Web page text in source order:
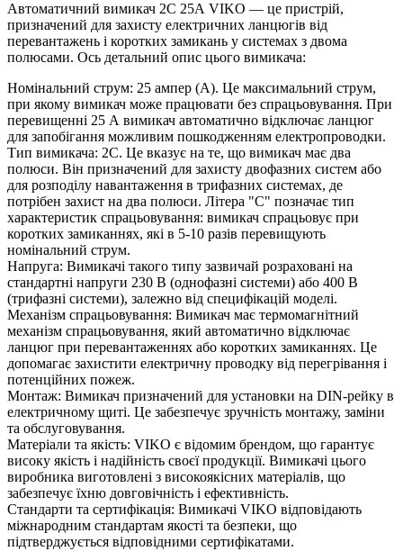
Автоматичний вимикач 2C 25А VIKO — це пристрій,
призначений для захисту електричних ланцюгів від
перевантажень і коротких замикань у системах з двома
полюсами. Ось детальний опис цього вимикача:
Номінальний струм: 25 ампер (А). Це максимальний струм,
при якому вимикач може працювати без спрацьовування. При
перевищенні 25 А вимикач автоматично відключає ланцюг
для запобігання можливим пошкодженням електропроводки.
Тип вимикача: 2C. Це вказує на те, що вимикач має два
полюси. Він призначений для захисту двофазних систем або
для розподілу навантаження в трифазних системах, де
потрібен захист на два полюси. Літера "C" позначає тип
характеристик спрацьовування: вимикач спрацьовує при
коротких замиканнях, які в 5-10 разів перевищують
номінальний струм.
Напруга: Вимикачі такого типу зазвичай розраховані на
стандартні напруги 230 В (однофазні системи) або 400 В
(трифазні системи), залежно від специфікацій моделі.
Механізм спрацьовування: Вимикач має термомагнітний
механізм спрацьовування, який автоматично відключає
ланцюг при перевантаженнях або коротких замиканнях. Це
допомагає захистити електричну проводку від перегрівання і
потенційних пожеж.
Монтаж: Вимикач призначений для установки на DIN-рейку в
електричному щиті. Це забезпечує зручність монтажу, заміни
та обслуговування.
Матеріали та якість: VIKO є відомим брендом, що гарантує
високу якість і надійність своєї продукції. Вимикачі цього
виробника виготовлені з високоякісних матеріалів, що
забезпечує їхню довговічність і ефективність.
Стандарти та сертифікація: Вимикачі VIKO відповідають
міжнародним стандартам якості та безпеки, що
підтверджується відповідними сертифікатами.